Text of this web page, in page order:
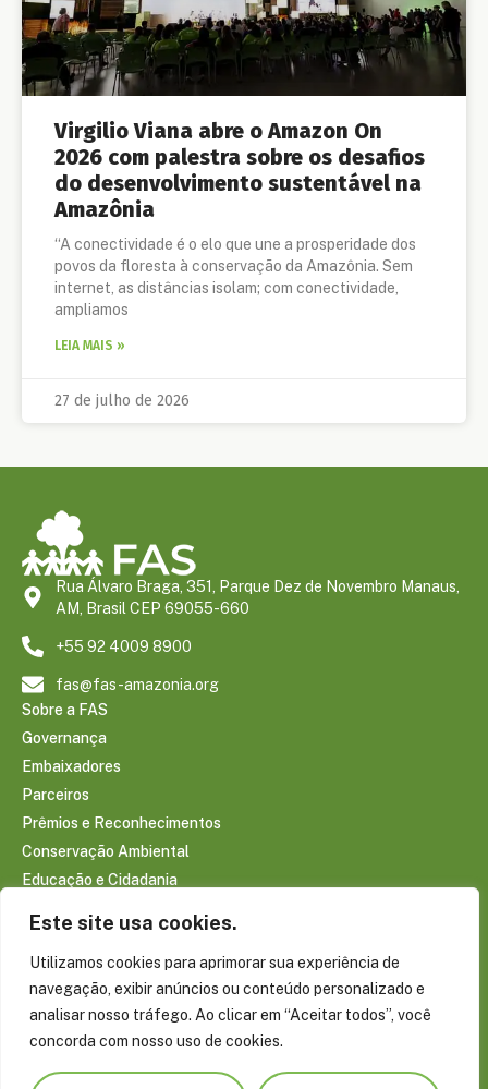
Este site usa cookies.
Utilizamos cookies para aprimorar sua experiência de
navegação, exibir anúncios ou conteúdo personalizado e
analisar nosso tráfego. Ao clicar em “Aceitar todos”, você
concorda com nosso uso de cookies.
Virgilio Viana abre o Amazon On
2026 com palestra sobre os desafios
do desenvolvimento sustentável na
Amazônia
“A conectividade é o elo que une a prosperidade dos
povos da floresta à conservação da Amazônia. Sem
internet, as distâncias isolam; com conectividade,
ampliamos
LEIA MAIS »
27 de julho de 2026
Rua Álvaro Braga, 351, Parque Dez de Novembro Manaus,
AM, Brasil CEP 69055-660
+55 92 4009 8900
fas@fas-amazonia.org
Sobre a FAS
Governança
Embaixadores
Parceiros
Prêmios e Reconhecimentos
Conservação Ambiental
Educação e Cidadania
Sociobioeconomia Amazônica
CONTEÚDOS
Notícias
Reportagens
Publicações